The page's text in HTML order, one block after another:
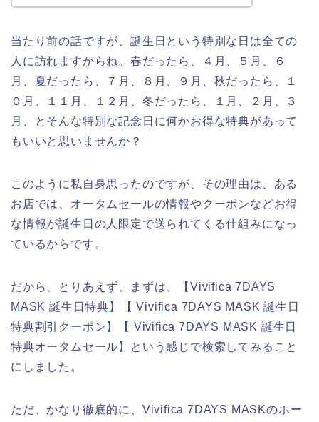
当たり前の話ですが、誕生日という特別な日は全ての
人に訪れますからね。春だったら、４月、５月、６
月、夏だったら、７月、８月、９月、秋だったら、１
０月、１１月、１２月、冬だったら、１月、２月、３
月、とそんな特別な記念日に何かお得な特典があって
もいいと思いませんか？
このように私自身思ったのですが、その理由は、ある
お店では、オータムセールの情報やクーポンなどお得
な情報が誕生日の人限定で送られてくる仕組みになっ
ているからです。
だから、とりあえず、まずは、【Vivifica 7DAYS
MASK 誕生日特典】【 Vivifica 7DAYS MASK 誕生日
特典割引クーポン】【 Vivifica 7DAYS MASK 誕生日
特典オータムセール】という感じで検索してみること
にしました。
ただ、かなり徹底的に、Vivifica 7DAYS MASKのホー